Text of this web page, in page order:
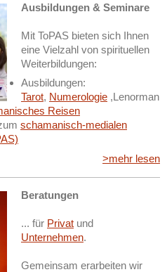
Ausbildungen & Seminare
Mit ToPAS bieten sich Ihnen
eine Vielzahl von spirituellen
Weiterbildungen:
Ausbildungen:
Tarot, Numerologie ,Lenorman
Reisen
schamanisch-medialen
>mehr lesen
Beratungen
... für Privat und
Unternehmen.
Gemeinsam erarbeiten wir